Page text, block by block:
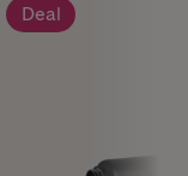
Deal